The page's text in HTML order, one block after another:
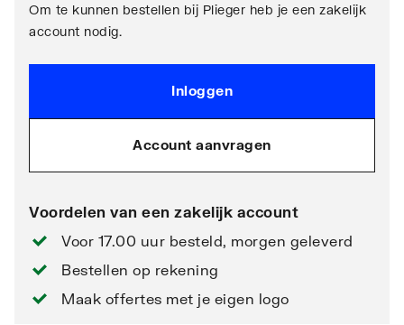
Om te kunnen bestellen bij Plieger heb je een zakelijk
account nodig.
Inloggen
Account aanvragen
Voordelen van een zakelijk account
Voor 17.00 uur besteld, morgen geleverd
Bestellen op rekening
Maak offertes met je eigen logo